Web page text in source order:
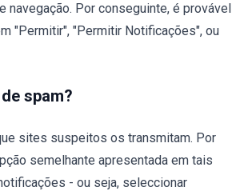
Por conseguinte, é provável
"Permitir", "Permitir Notificações", ou
spam?
sites suspeitos os transmitam. Por
semelhante apresentada em tais
- ou seja, seleccionar